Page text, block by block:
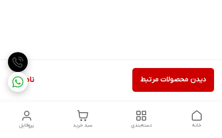
ناموجود دیدن محصولات مرتبط
پروفایل سبد خرید دسته‌بندی خانه